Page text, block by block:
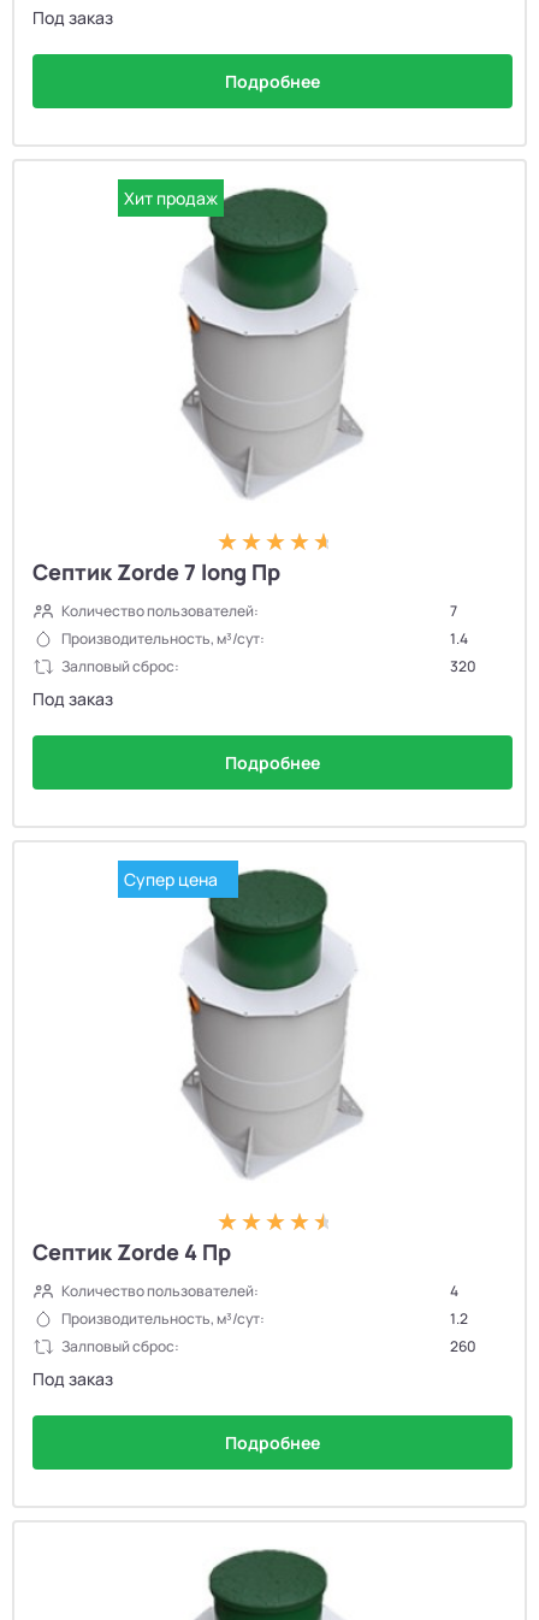
Под заказ
Подробнее
Хит продаж
Септик Zorde 7 long Пр
Количество пользователей:
7
Производительность, м³/сут:
1.4
Залповый сброс:
320
Под заказ
Подробнее
Супер цена
Септик Zorde 4 Пр
Количество пользователей:
4
Производительность, м³/сут:
1.2
Залповый сброс:
260
Под заказ
Подробнее